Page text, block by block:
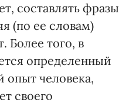
составлять фразы
(по ее словам)
Более того, в
определенный
человека,
своего